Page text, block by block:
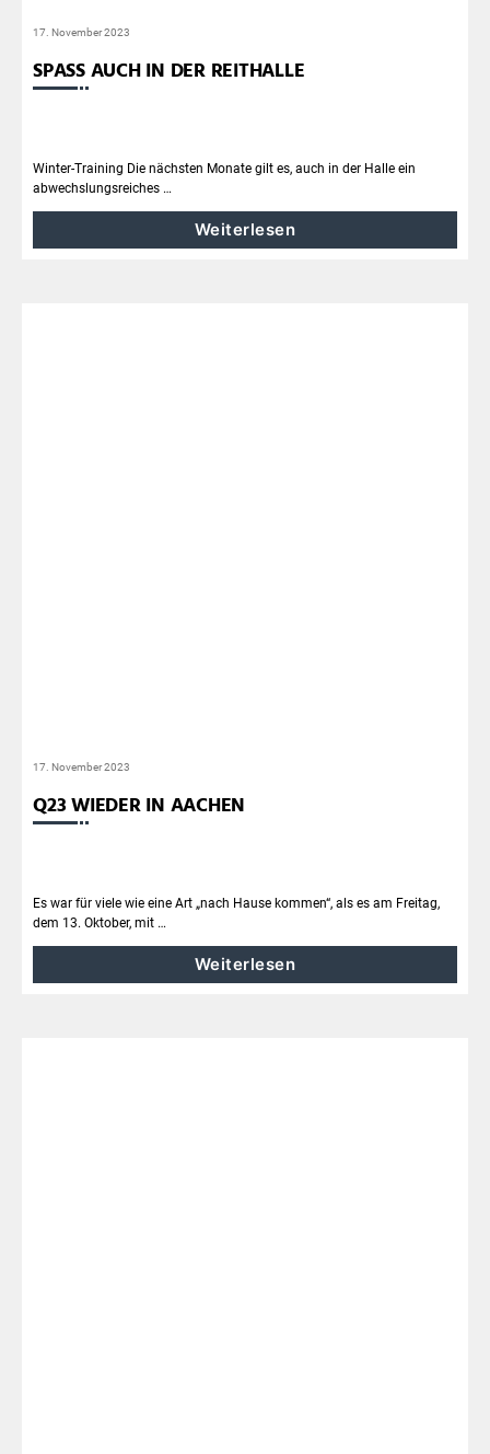
17. November 2023
SPASS AUCH IN DER REITHALLE
Winter-Training Die nächsten Monate gilt es, auch in der Halle ein
abwechslungsreiches …
Weiterlesen
17. November 2023
Q23 WIEDER IN AACHEN
Es war für viele wie eine Art „nach Hause kommen“, als es am Freitag,
dem 13. Oktober, mit …
Weiterlesen